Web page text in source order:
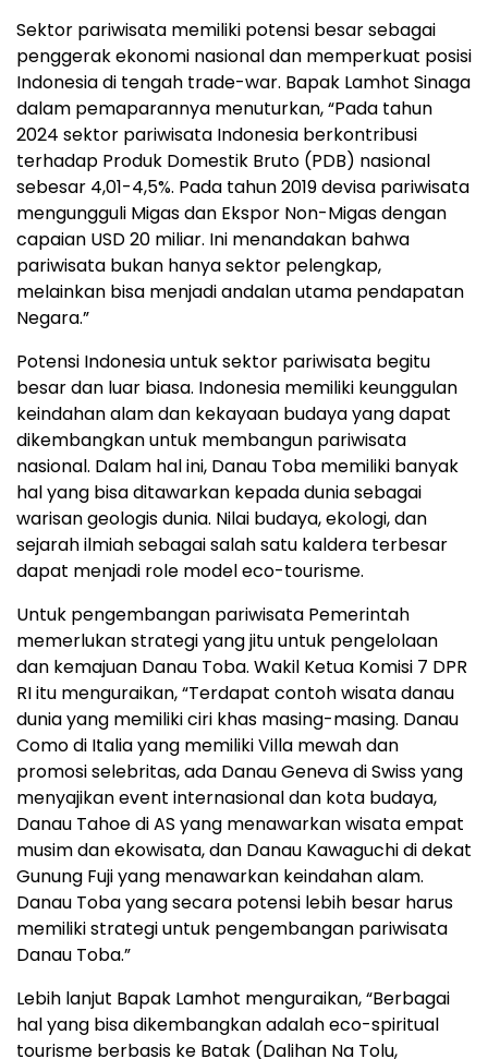
Sektor pariwisata memiliki potensi besar sebagai
penggerak ekonomi nasional dan memperkuat posisi
Indonesia di tengah trade-war. Bapak Lamhot Sinaga
dalam pemaparannya menuturkan, “Pada tahun
2024 sektor pariwisata Indonesia berkontribusi
terhadap Produk Domestik Bruto (PDB) nasional
sebesar 4,01-4,5%. Pada tahun 2019 devisa pariwisata
mengungguli Migas dan Ekspor Non-Migas dengan
capaian USD 20 miliar. Ini menandakan bahwa
pariwisata bukan hanya sektor pelengkap,
melainkan bisa menjadi andalan utama pendapatan
Negara.”
Potensi Indonesia untuk sektor pariwisata begitu
besar dan luar biasa. Indonesia memiliki keunggulan
keindahan alam dan kekayaan budaya yang dapat
dikembangkan untuk membangun pariwisata
nasional. Dalam hal ini, Danau Toba memiliki banyak
hal yang bisa ditawarkan kepada dunia sebagai
warisan geologis dunia. Nilai budaya, ekologi, dan
sejarah ilmiah sebagai salah satu kaldera terbesar
dapat menjadi role model eco-tourisme.
Untuk pengembangan pariwisata Pemerintah
memerlukan strategi yang jitu untuk pengelolaan
dan kemajuan Danau Toba. Wakil Ketua Komisi 7 DPR
RI itu menguraikan, “Terdapat contoh wisata danau
dunia yang memiliki ciri khas masing-masing. Danau
Como di Italia yang memiliki Villa mewah dan
promosi selebritas, ada Danau Geneva di Swiss yang
menyajikan event internasional dan kota budaya,
Danau Tahoe di AS yang menawarkan wisata empat
musim dan ekowisata, dan Danau Kawaguchi di dekat
Gunung Fuji yang menawarkan keindahan alam.
Danau Toba yang secara potensi lebih besar harus
memiliki strategi untuk pengembangan pariwisata
Danau Toba.”
Lebih lanjut Bapak Lamhot menguraikan, “Berbagai
hal yang bisa dikembangkan adalah eco-spiritual
tourisme berbasis ke Batak (Dalihan Na Tolu,